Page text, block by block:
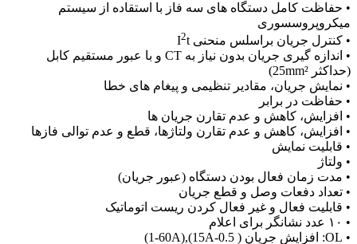
• حفاظت کامل دستگاه های سه فاز با استقاده از سیستم
میکروپروسسوری
• کنترل جریان براسلس منحنی I 2t
• اندازه گیری جریان بدون نیاز به CT و با عبور مستقیم کابل
(حداکثر 25mm²)
• نمایش جریان، مقادیر تنظیمی و پیغام های خطا
• حفاظت در برابر
• افزایش، کاهش و عدم تقارن جریان ها
• افزایش، کاهش و عدم تقارن ولتاژها، قطع و عدم توالی فازها
• قابلیت نمایش
• ولتاژ
• مدت زمان فعال بودن دستگاه (عبور جریان)
• تعداد دفعات وصل و قطع جریان
• قابلیت فعال و غیر فعال کردن ریست اتوماتیک
• ۱۰ عدد نشانگر برای اعلام
• OL: افزایش جریان ( 0.5-15A),(1-60A)